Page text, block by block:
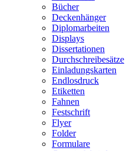
Bücher
Deckenhänger
Diplomarbeiten
Displays
Dissertationen
Durchschreibesätze
Einladungskarten
Endlosdruck
Etiketten
Fahnen
Festschrift
Flyer
Folder
Formulare